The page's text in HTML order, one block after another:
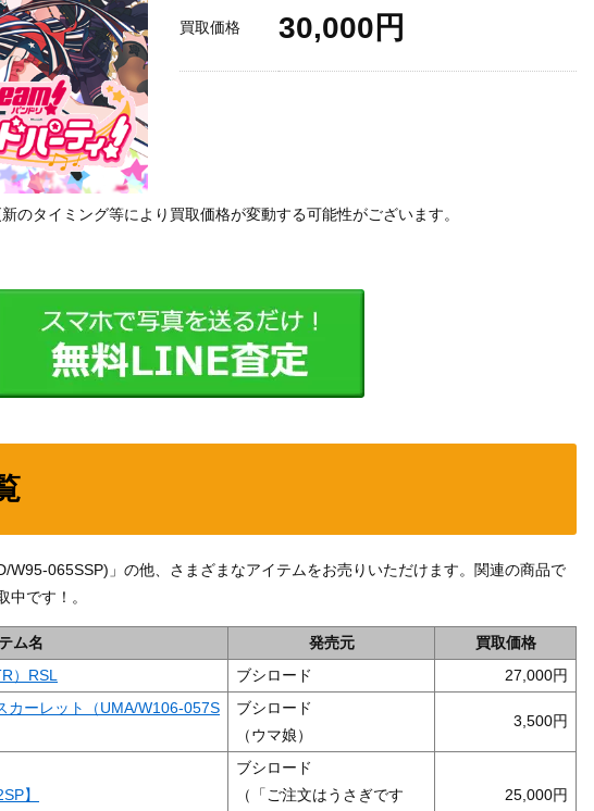
買取価格 30,000円
のタイミング等により買取価格が変動する可能性がございます。
W95-065SSP)」の他、さまざまなアイテムをお売りいただけます。関連の商品で
中です！。
ム名 発売元
買取価格
）RSL
ブシロード
27,000
カーレット（UMA/W106-057S
ブシロード
（ウマ娘）
3,500
】
ブシロード
（「ご注文はうさぎです
25,000